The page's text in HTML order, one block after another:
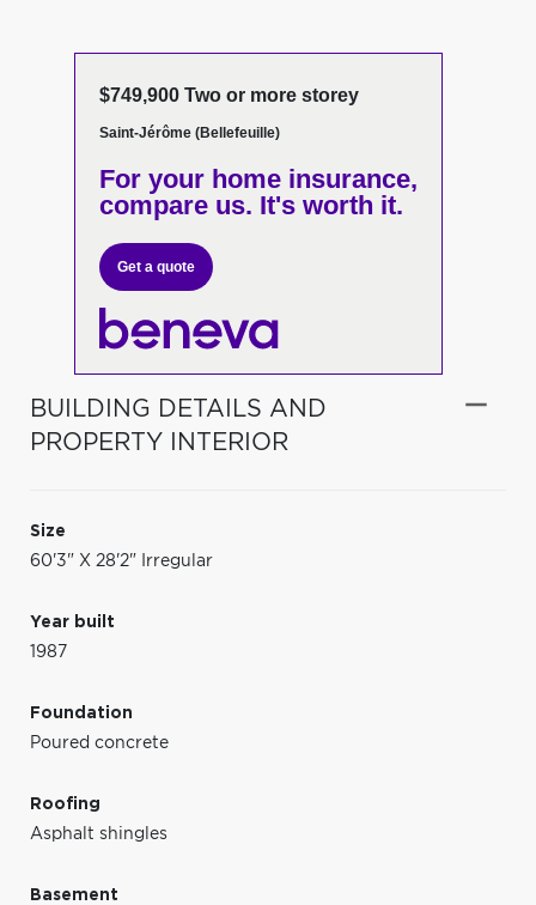
$749,900 Two or more storey
Saint-Jérôme (Bellefeuille)
For your home insurance,
compare us. It's worth it.
Get a quote
BUILDING DETAILS AND
PROPERTY INTERIOR
Size
60'3" X 28'2" Irregular
Year built
1987
Foundation
Poured concrete
Roofing
Asphalt shingles
Basement